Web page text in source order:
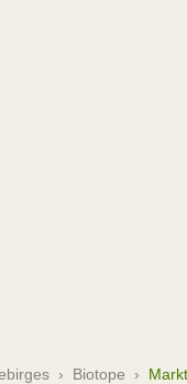
› Biotope ›